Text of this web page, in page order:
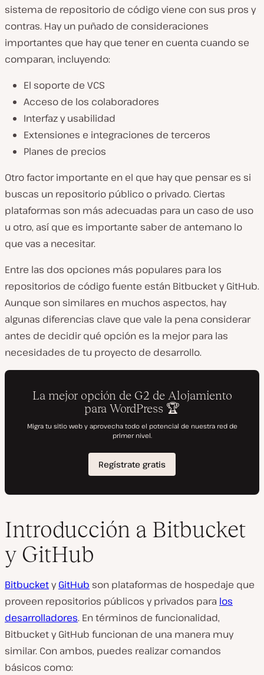
sistema de repositorio de código viene con sus pros y
contras. Hay un puñado de consideraciones
importantes que hay que tener en cuenta cuando se
comparan, incluyendo:
El soporte de VCS
Acceso de los colaboradores
Interfaz y usabilidad
Extensiones e integraciones de terceros
Planes de precios
Otro factor importante en el que hay que pensar es si
buscas un repositorio público o privado. Ciertas
plataformas son más adecuadas para un caso de uso
u otro, así que es importante saber de antemano lo
que vas a necesitar.
Entre las dos opciones más populares para los
repositorios de código fuente están Bitbucket y GitHub.
Aunque son similares en muchos aspectos, hay
algunas diferencias clave que vale la pena considerar
antes de decidir qué opción es la mejor para las
necesidades de tu proyecto de desarrollo.
Introducción a Bitbucket
y GitHub
BitbucketyGitHub son plataformas de hospedaje que
proveen repositorios públicos y privados para los
desarrolladores. En términos de funcionalidad,
Bitbucket y GitHub funcionan de una manera muy
similar. Con ambos, puedes realizar comandos
básicos como: